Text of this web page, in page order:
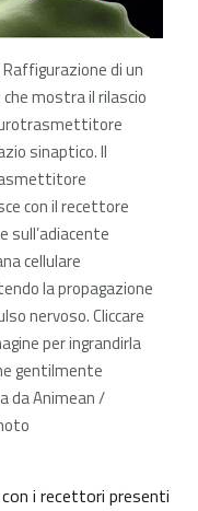
Raffigurazione di un
mostra il rilascio
sinaptico. Il
con il recettore
sull’adiacente
cellulare
la propagazione
nervoso. Cliccare
per ingrandirla
gentilmente
da Animean /
i recettori presenti